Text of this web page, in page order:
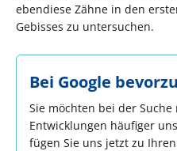
ebendiese Zähne in den
Gebisses zu untersuchen.
Bei Google
Sie möchten bei der
Entwicklungen häufiger
fügen Sie uns jetzt zu